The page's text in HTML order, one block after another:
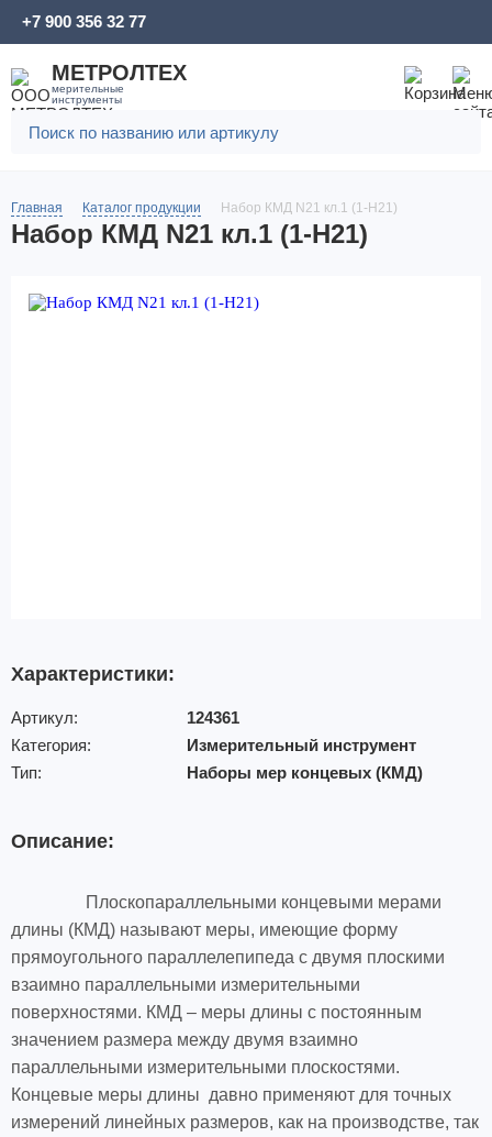
МЕТРОЛТЕХ
мерительные
инструменты
+7 900 356 32 77
Главная Каталог продукции Набор КМД N21 кл.1 (1-H21)
Набор КМД N21 кл.1 (1-H21)
Характеристики:
Артикул:
124361
Категория:
Измерительный инструмент
Тип:
Наборы мер концевых (КМД)
Описание:
Плоскопараллельными концевыми мерами
длины (КМД) называют меры, имеющие форму
прямоугольного параллелепипеда с двумя плоскими
взаимно параллельными измерительными
поверхностями. КМД – меры длины с постоянным
значением размера между двумя взаимно
параллельными измерительными плоскостями.
Концевые меры длины давно применяют для точных
измерений линейных размеров, как на производстве, так